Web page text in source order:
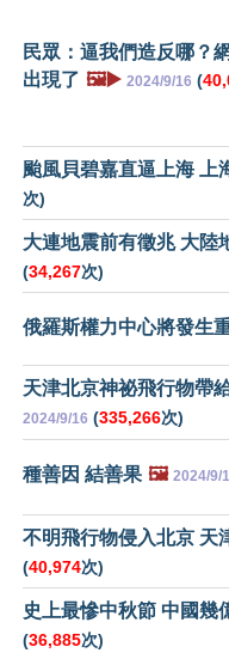
民眾：逼我們造反哪？
出現了 🖼️▶️ 2024/9/16 (
颱風貝碧嘉直逼上海 上
次)
大連地震前有徵兆 大陸
(34,267次)
俄羅斯權力中心將發生
天津北京神祕飛行物帶
2024/9/16 (335,266次)
種善因 結善果 🖼️ 2024/9/
不明飛行物侵入北京 天
(40,974次)
史上最慘中秋節 中國幾
(36,885次)